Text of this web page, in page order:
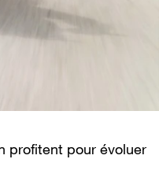
profitent pour évoluer